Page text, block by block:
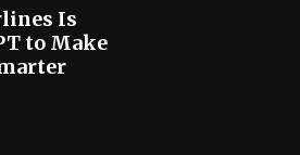
Is
to Make